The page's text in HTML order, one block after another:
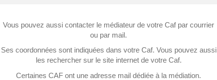
Vous pouvez aussi contacter le médiateur de votre Caf par courrier
ou par mail.
Ses coordonnées sont indiquées dans votre Caf. Vous pouvez aussi
les rechercher sur le site internet de votre Caf.
Certaines CAF ont une adresse mail dédiée à la médiation.